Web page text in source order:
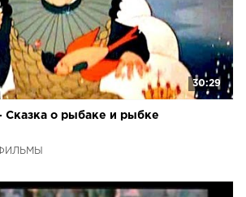
30:29
Сказка о рыбаке и рыбке